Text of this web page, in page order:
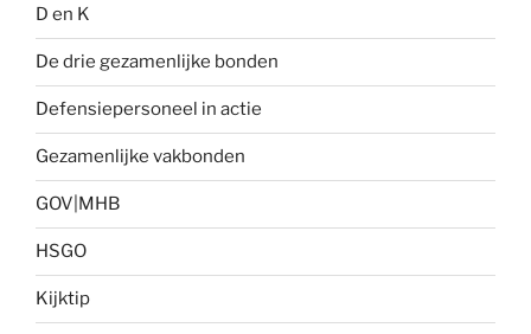
D en K
De drie gezamenlijke bonden
Defensiepersoneel in actie
Gezamenlijke vakbonden
GOV|MHB
HSGO
Kijktip